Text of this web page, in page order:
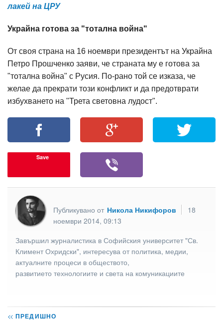
лакей на ЦРУ
Украйна готова за "тотална война"
От своя страна на 16 ноември президентът на Украйна
Петро Прошченко заяви, че страната му е готова за
"тотална война" с Русия. По-рано той се изказа, че
желае да прекрати този конфликт и да предотврати
избухването на "Трета световна лудост".
Save
Публикувано от Никола Никифоров
18
ноември 2014, 09:13
Завършил журналистика в Софийския университет "Св.
Климент Охридски", интересува от политика, медии,
актуалните процеси в обществото,
развитието технологиите и света на комуникациите
<< ПРЕДИШНО